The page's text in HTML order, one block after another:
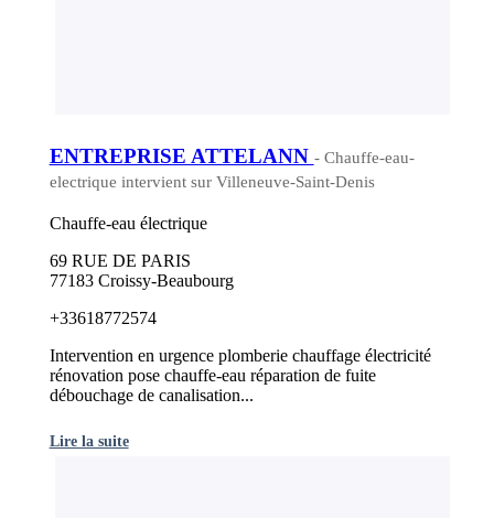
ENTREPRISE ATTELANN - Chauffe-eau-
electrique intervient sur Villeneuve-Saint-Denis
Chauffe-eau électrique
69 RUE DE PARIS
77183 Croissy-Beaubourg
+33618772574
Intervention en urgence plomberie chauffage électricité
rénovation pose chauffe-eau réparation de fuite
débouchage de canalisation...
Lire la suite